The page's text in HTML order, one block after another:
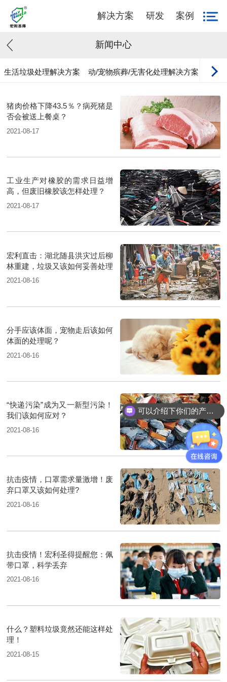
解决方案 研发 案例
新闻中心
生活垃圾处理解决方案 动/宠物殡葬/无害化处理解决方案 工业
猪肉价格下降43.5％？病死猪是
否会被送上餐桌？
2021-08-17
工业生产对橡胶的需求日益增
高，但废旧橡胶该怎样处理？
2021-08-17
宏利直击：湖北随县洪灾过后柳
林重建，垃圾又该如何妥善处理
2021-08-16
分手应该体面，宠物走后该如何
体面的处理呢？
2021-08-16
“快递污染”成为又一新型污染！
我们该如何应对？
2021-08-16
抗击疫情，口罩需求量激增！废
弃口罩又该如何处理?
2021-08-16
抗击疫情！宏利圣得提醒您：佩
带口罩，科学丢弃
2021-08-16
什么？塑料垃圾竟然还能这样处
理！
2021-08-15
可以介绍下你们的产品么？